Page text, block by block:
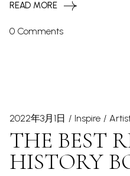
READ MORE
0 Comments
2022年3月1日 Inspire
THE BEST
HISTORY